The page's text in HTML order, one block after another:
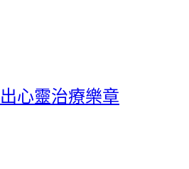
心靈治療樂章